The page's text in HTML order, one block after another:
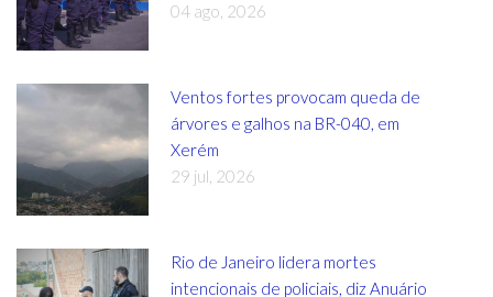
04 ago, 2026
Ventos fortes provocam queda de
árvores e galhos na BR-040, em
Xerém
29 jul, 2026
Rio de Janeiro lidera mortes
intencionais de policiais, diz Anuário